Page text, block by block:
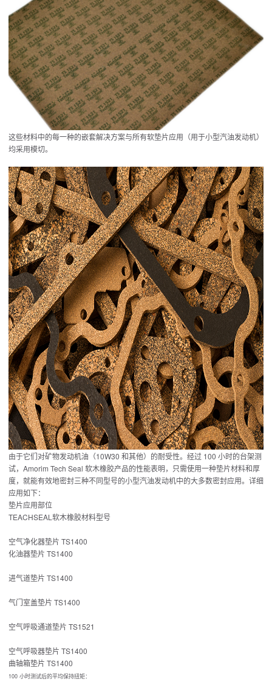
这些材料中的每一种的嵌套解决方案与所有软垫片应用（用于小型汽油发动机）
均采用模切。
由于它们对矿物发动机油（10W30 和其他）的耐受性。经过 100 小时的台架测
试，Amorim Tech Seal 软木橡胶产品的性能表明，只需使用一种垫片材料和厚
度，就能有效地密封三种不同型号的小型汽油发动机中的大多数密封应用。详细
应用如下：
垫片应用部位
TEACHSEAL软木橡胶材料型号
空气净化器垫片 TS1400
化油器垫片 TS1400
进气道垫片 TS1400
气门室盖垫片 TS1400
空气呼吸通道垫片 TS1521
空气呼吸器垫片 TS1400
曲轴箱垫片 TS1400
100 小时测试后的平均保持扭矩：